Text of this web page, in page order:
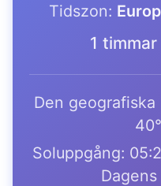
Tidszon:
1
Den geografiska
Soluppgång: